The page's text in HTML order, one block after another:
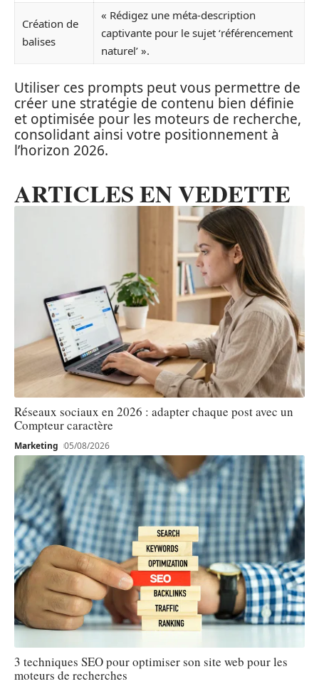
Création de
balises
« Rédigez une méta-description
captivante pour le sujet ‘référencement
naturel’ ».
Utiliser ces prompts peut vous permettre de
créer une stratégie de contenu bien définie
et optimisée pour les moteurs de recherche,
consolidant ainsi votre positionnement à
l’horizon 2026.
ARTICLES EN VEDETTE
Réseaux sociaux en 2026 : adapter chaque post avec un
Compteur caractère
Marketing 05/08/2026
3 techniques SEO pour optimiser son site web pour les
moteurs de recherches